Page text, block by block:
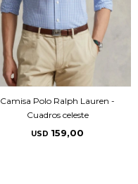
Camisa Polo Ralph Lauren -
Cuadros celeste
USD 159,00